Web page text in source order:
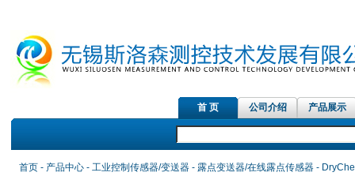
首 页 公司介绍 产品展示
首页- 产品中心- 工业控制传感器/变送器- 露点变送器/在线露点传感器-